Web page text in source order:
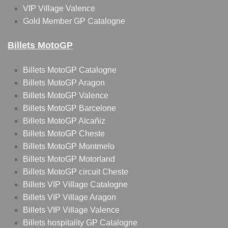
VIP Village Valence
Gold Member GP Catalogne
Billets MotoGP
Billets MotoGP Catalogne
Billets MotoGP Aragon
Billets MotoGP Valence
Billets MotoGP Barcelone
Billets MotoGP Alcañiz
Billets MotoGP Cheste
Billets MotoGP Montmelo
Billets MotoGP Motorland
Billets MotoGP circuit Cheste
Billets VIP Village Catalogne
Billets VIP Village Aragon
Billets VIP Village Valence
Billets hospitality GP Catalogne